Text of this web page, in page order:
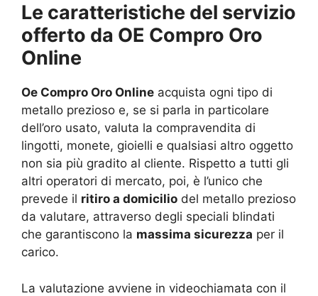
Le caratteristiche del servizio
offerto da OE Compro Oro
Online
Oe Compro Oro Online acquista ogni tipo di
metallo prezioso e, se si parla in particolare
dell’oro usato, valuta la compravendita di
lingotti, monete, gioielli e qualsiasi altro oggetto
non sia più gradito al cliente. Rispetto a tutti gli
altri operatori di mercato, poi, è l’unico che
prevede il ritiro a domicilio del metallo prezioso
da valutare, attraverso degli speciali blindati
che garantiscono la massima sicurezza per il
carico.
La valutazione avviene in videochiamata con il